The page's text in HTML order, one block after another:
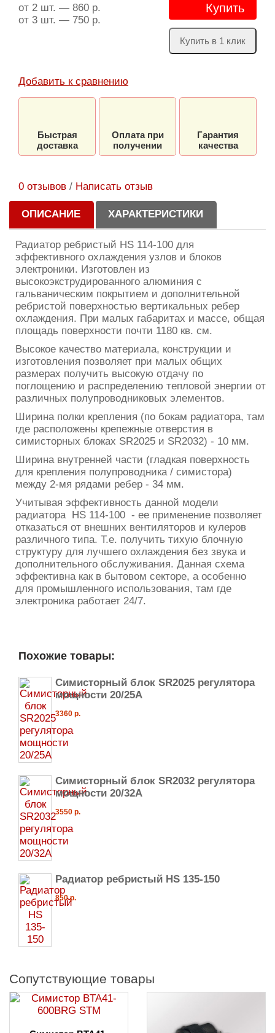
Купить
Купить в 1 клик
от 2 шт. — 860 р.
от 3 шт. — 750 р.
Добавить к сравнению
Быстрая
доставка
Оплата при
получении
Гарантия
качества
0 отзывов / Написать отзыв
ОПИСАНИЕ ХАРАКТЕРИСТИКИ
Радиатор ребристый HS 114-100 для
эффективного охлаждения узлов и блоков
электроники. Изготовлен из
высокоэкструдированного алюминия с
гальваническим покрытием и дополнительной
ребристой поверхностью вертикальных ребер
охлаждения. При малых габаритах и массе, общая
площадь поверхности почти 1180 кв. см.
Высокое качество материала, конструкции и
изготовления позволяет при малых общих
размерах получить высокую отдачу по
поглощению и распределению тепловой энергии от
различных полупроводниковых элементов.
Ширина полки крепления (по бокам радиатора, там
где расположены крепежные отверстия в
симисторных блоках SR2025 и SR2032) - 10 мм.
Ширина внутренней части (гладкая поверхность
для крепления полупроводника / симистора)
между 2-мя рядами ребер - 34 мм.
Учитывая эффективность данной модели
радиатора HS 114-100 - ее применение позволяет
отказаться от внешних вентиляторов и кулеров
различного типа. Т.е. получить тихую блочную
структуру для лучшего охлаждения без звука и
дополнительного обслуживания. Данная схема
эффективна как в бытовом секторе, а особенно
для промышленного использования, там где
электроника работает 24/7.
Похожие товары:
Симисторный блок SR2025 регулятора
мощности 20/25А
3360 р.
Симисторный блок SR2032 регулятора
мощности 20/32А
3550 р.
Радиатор ребристый HS 135-150
850 р.
Сопутствующие товары